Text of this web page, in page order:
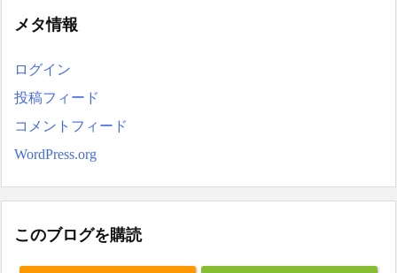
メタ情報
ログイン
投稿フィード
コメントフィード
WordPress.org
このブログを購読